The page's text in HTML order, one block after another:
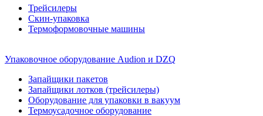
Трейсилеры
Скин-упаковка
Термоформовочные машины
Упаковочное оборудование Audion и DZQ
Запайщики пакетов
Запайщики лотков (трейсилеры)
Оборудование для упаковки в вакуум
Термоусадочное оборудование